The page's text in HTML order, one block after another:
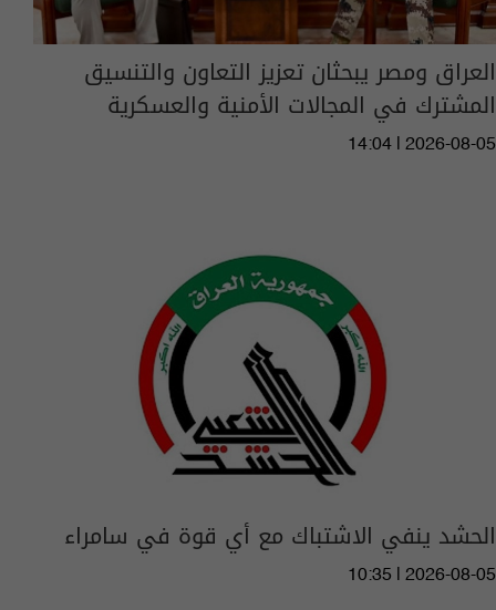
العراق ومصر يبحثان تعزيز التعاون والتنسيق
المشترك في المجالات الأمنية والعسكرية
14:04 | 2026-08-05
الحشد ينفي الاشتباك مع أي قوة في سامراء
10:35 | 2026-08-05